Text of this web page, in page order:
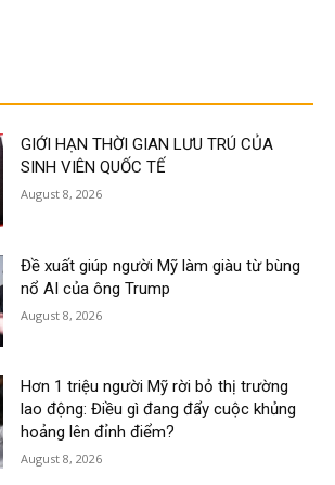
GIỚI HẠN THỜI GIAN LƯU TRÚ CỦA
SINH VIÊN QUỐC TẾ
August 8, 2026
Đề xuất giúp người Mỹ làm giàu từ bùng
nổ AI của ông Trump
August 8, 2026
Hơn 1 triệu người Mỹ rời bỏ thị trường
lao động: Điều gì đang đẩy cuộc khủng
hoảng lên đỉnh điểm?
August 8, 2026